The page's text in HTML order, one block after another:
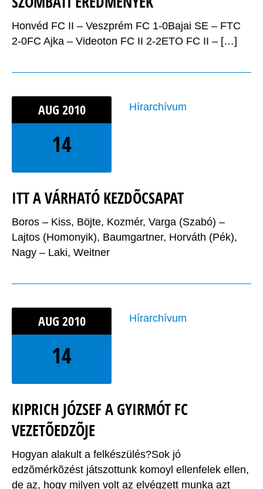
Honvéd FC II – Veszprém FC 1-0Bajai SE – FTC
2-0FC Ajka – Videoton FC II 2-2ETO FC II – […]
AUG 2010
14
Hírarchívum
ITT A VÁRHATÓ KEZDÕCSAPAT
Boros – Kiss, Böjte, Kozmér, Varga (Szabó) –
Lajtos (Homonyik), Baumgartner, Horváth (Pék),
Nagy – Laki, Weitner
AUG 2010
14
Hírarchívum
KIPRICH JÓZSEF A GYIRMÓT FC
VEZETÕEDZÕJE
Hogyan alakult a felkészülés?Sok jó
edzõmérkõzést játszottunk komoyl ellenfelek ellen,
de az, hogy milyen volt az elvégzett munka azt